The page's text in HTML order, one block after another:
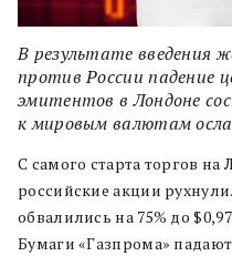
В результате введения
против России падение
эмитентов в Лондоне
к мировым валютам
С самого старта торгов
российские акции
обвалились на 75% до
Бумаги «Газпрома»